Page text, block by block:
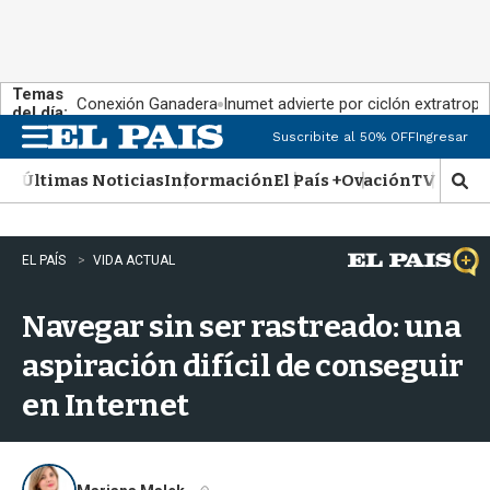
Temas
del día: Conexión Ganadera Inumet advierte por ciclón
n
u
Suscribite al 50% OFFIngresar
Últimas NoticiasInformaciónEl País +OvaciónTV Show
M
o
s
t
r
r
b
�
EL PAÍS VIDA ACTUAL
Navegar sin ser rastreado: una
aspiración difícil de conseguir
en Internet